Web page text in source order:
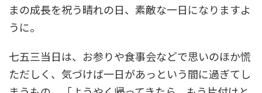
まの成長を祝う晴れの日、素敵な一日になりますよ
うに。
七五三当日は、お参りや食事会などで思いのほか慌
ただしく、気づけば一日があっという間に過ぎてし